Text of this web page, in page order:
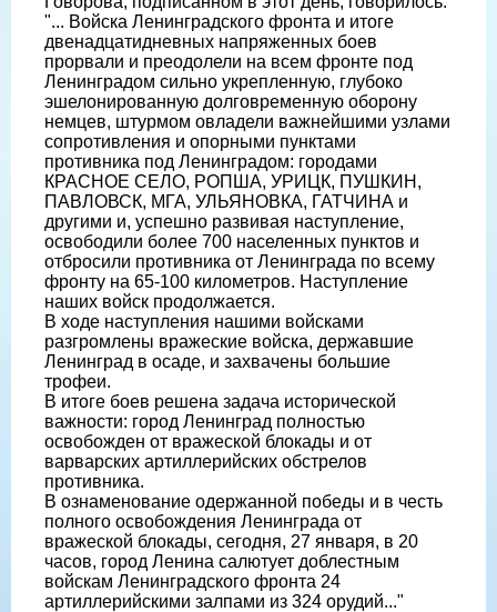
"... Войска Ленинградского фронта и итоге
двенадцатидневных напряженных боев
прорвали и преодолели на всем фронте под
Ленинградом сильно укрепленную, глубоко
эшелонированную долговременную оборону
немцев, штурмом овладели важнейшими узлами
сопротивления и опорными пунктами
противника под Ленинградом: городами
КРАСНОЕ СЕЛО, РОПША, УРИЦК, ПУШКИН,
ПАВЛОВСК, МГА, УЛЬЯНОВКА, ГАТЧИНА и
другими и, успешно развивая наступление,
освободили более 700 населенных пунктов и
отбросили противника от Ленинграда по всему
фронту на 65-100 километров. Наступление
наших войск продолжается.
В ходе наступления нашими войсками
разгромлены вражеские войска, державшие
Ленинград в осаде, и захвачены большие
трофеи.
В итоге боев решена задача исторической
важности: город Ленинград полностью
освобожден от вражеской блокады и от
варварских артиллерийских обстрелов
противника.
В ознаменование одержанной победы и в честь
полного освобождения Ленинграда от
вражеской блокады, сегодня, 27 января, в 20
часов, город Ленина салютует доблестным
войскам Ленинградского фронта 24
артиллерийскими залпами из 324 орудий..."